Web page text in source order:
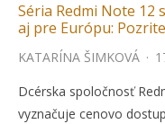
Séria Redmi Note 12
aj pre Európu:
KATARÍNA ŠIMKOVÁ ·
Dcérska spoločnosť
vyznačuje cenovo